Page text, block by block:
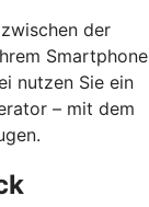
der
Smartphone
nutzen Sie ein
– mit dem